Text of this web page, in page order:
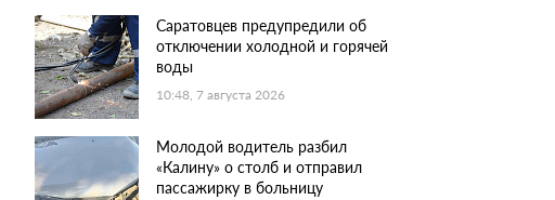
Саратовцев предупредили об
отключении холодной и горячей
воды
10:48, 7 августа 2026
Молодой водитель разбил
«Калину» о столб и отправил
пассажирку в больницу